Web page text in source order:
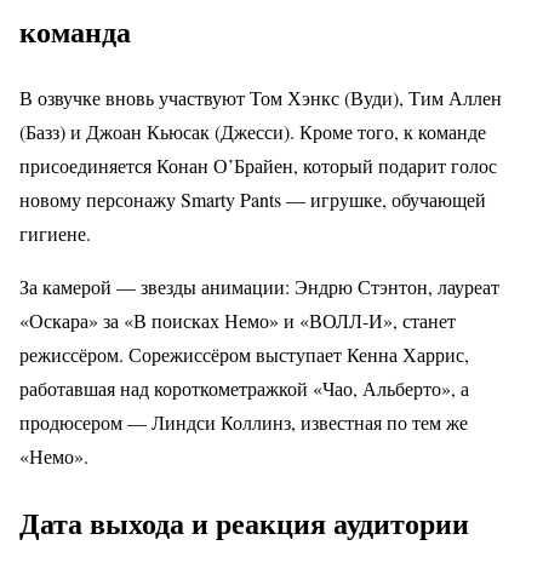
команда
В озвучке вновь участвуют Том Хэнкс (Вуди), Тим Аллен
(Базз) и Джоан Кьюсак (Джесси). Кроме того, к команде
присоединяется Конан О’Брайен, который подарит голос
новому персонажу Smarty Pants — игрушке, обучающей
гигиене.
За камерой — звезды анимации: Эндрю Стэнтон, лауреат
«Оскара» за «В поисках Немо» и «ВОЛЛ-И», станет
режиссёром. Сорежиссёром выступает Кенна Харрис,
работавшая над короткометражкой «Чао, Альберто», а
продюсером — Линдси Коллинз, известная по тем же
«Немо».
Дата выхода и реакция аудитории